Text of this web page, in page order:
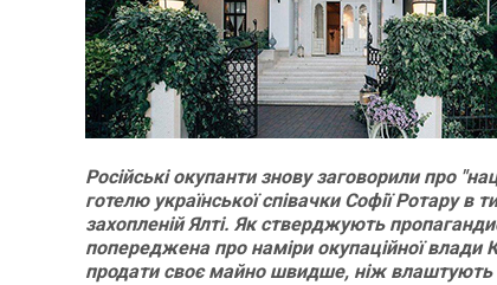
Російські окупанти знову заговорили про
готелю української співачки Софії Ротару в
захопленій Ялті. Як стверджують
попереджена про наміри окупаційної влади
продати своє майно швидше, ніж влаштують